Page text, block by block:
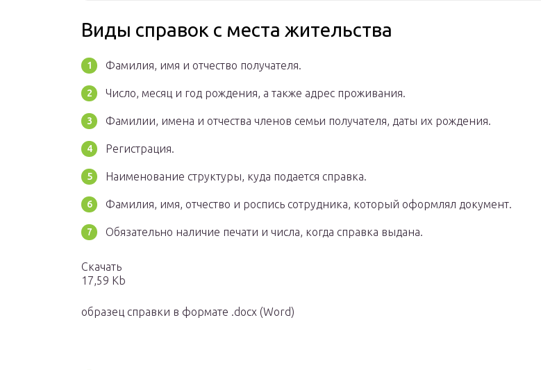
Виды справок с места жительства
Фамилия, имя и отчество получателя.
Число, месяц и год рождения, а также адрес проживания.
Фамилии, имена и отчества членов семьи получателя, даты их рождения.
Регистрация.
Наименование структуры, куда подается справка.
Фамилия, имя, отчество и роспись сотрудника, который оформлял документ.
Обязательно наличие печати и числа, когда справка выдана.
Скачать
17,59 Kb
образец справки в формате .docx (Word)